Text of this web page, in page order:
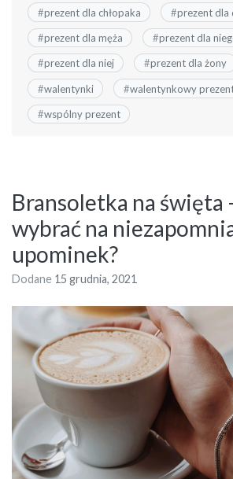
#prezent dla chłopaka #prezent dla
#prezent dla męża #prezent dla
#prezent dla niej #prezent dla żony
#walentynki #walentynkowy
#wspólny prezent
Bransoletka na święta
wybrać na
upominek?
Dodane 15 grudnia, 2021